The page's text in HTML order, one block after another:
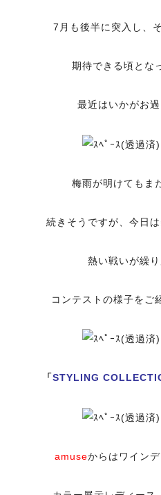
7月も後半に突入し、
期待できる頃とな
最近はいかがお
梅雨が明けてもま
続きそうですが、今日
熱い戦いが繰
コンテストの様子をご
「STYLING
amuseからはワイン